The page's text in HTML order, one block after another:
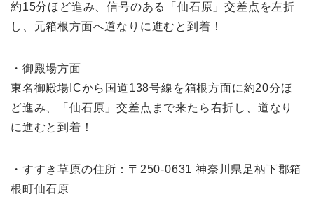
約15分ほど進み、信号のある「仙石原」交差点を左折
し、元箱根方面へ道なりに進むと到着！
・御殿場方面
東名御殿場ICから国道138号線を箱根方面に約20分ほ
ど進み、「仙石原」交差点まで来たら右折し、道なり
に進むと到着！
・すすき草原の住所：〒250-0631 神奈川県足柄下郡箱
根町仙石原